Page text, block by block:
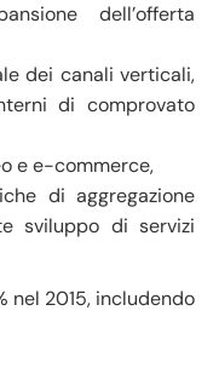
dell’offerta
dei canali verticali,
di comprovato
e e-commerce,
di aggregazione
sviluppo di servizi
nel 2015, includendo